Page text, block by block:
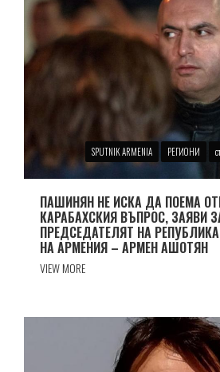
SPUTNIK ARMENIA РЕГИОНИ
ПАШИНЯН НЕ ИСКА ДА ПОЕМА
КАРАБАХСКИЯ ВЪПРОС, ЗАЯВИ
ПРЕДСЕДАТЕЛЯТ НА
НА АРМЕНИЯ – АРМЕН АШОТЯН
VIEW MORE